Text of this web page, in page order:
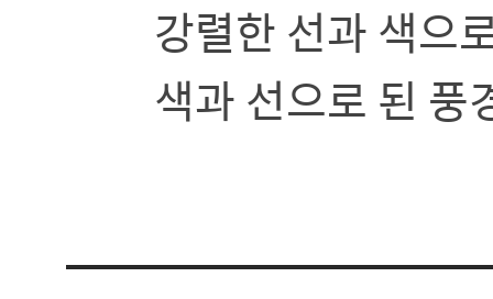
강렬한 선과 색으
색과 선으로 된 풍